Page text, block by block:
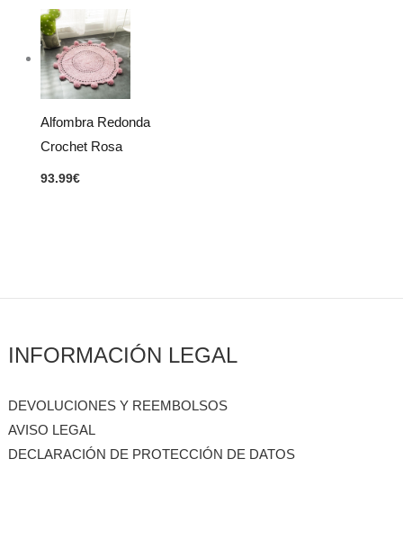
Alfombra Redonda
Crochet Rosa
93.99€
INFORMACIÓN LEGAL
DEVOLUCIONES Y REEMBOLSOS
AVISO LEGAL
DECLARACIÓN DE PROTECCIÓN DE DATOS